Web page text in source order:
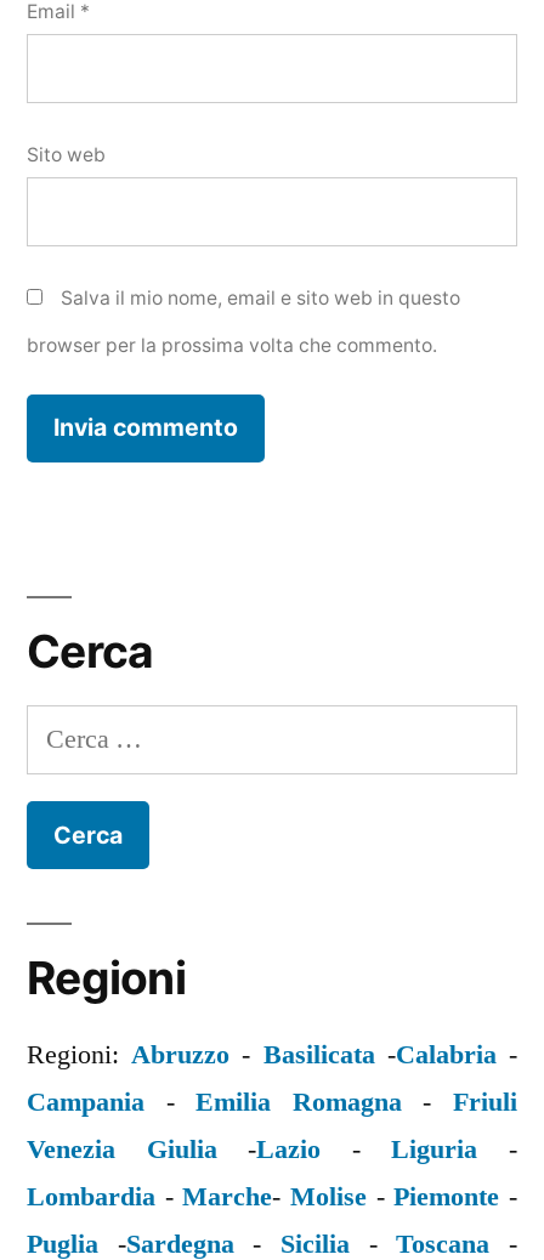
Email *
Sito web
Salva il mio nome, email e sito web in questo
browser per la prossima volta che commento.
Cerca
Ricerca
per:
Regioni
Regioni:Abruzzo - Basilicata-Calabria-
Campania -Emilia Romagna-Friuli
Venezia Giulia-Lazio -Liguria -
Lombardia -Marche-Molise -Piemonte -
Puglia -Sardegna- Sicilia -Toscana -